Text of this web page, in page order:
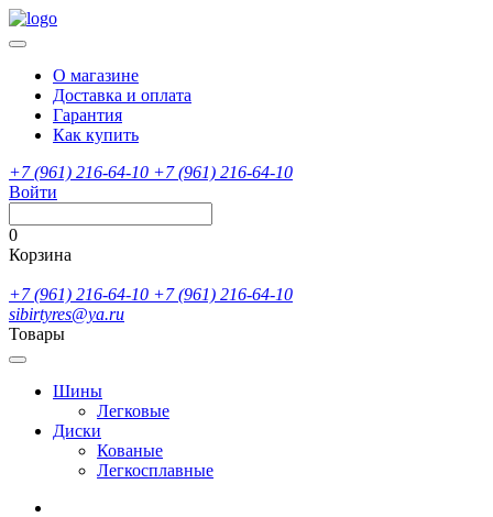
О магазине
Доставка и оплата
Гарантия
Как купить
+7 (961) 216-64-10 +7 (961) 216-64-10
Войти
0
Корзина
+7 (961) 216-64-10 +7 (961) 216-64-10
sibirtyres@ya.ru
Товары
Шины
Легковые
Диски
Кованые
Легкосплавные